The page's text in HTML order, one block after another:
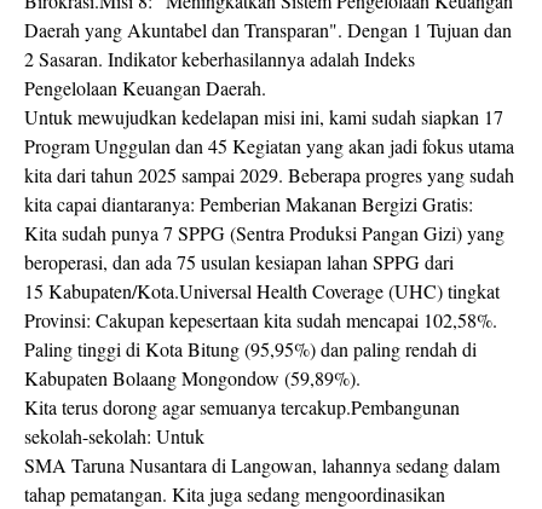
Daerah yang Akuntabel dan Transparan". Dengan 1 Tujuan dan
2 Sasaran. Indikator keberhasilannya adalah Indeks
Pengelolaan Keuangan Daerah.
Untuk mewujudkan kedelapan misi ini, kami sudah siapkan 17
Program Unggulan dan 45 Kegiatan yang akan jadi fokus utama
kita dari tahun 2025 sampai 2029. Beberapa progres yang sudah
kita capai diantaranya: Pemberian Makanan Bergizi Gratis:
Kita sudah punya 7 SPPG (Sentra Produksi Pangan Gizi) yang
beroperasi, dan ada 75 usulan kesiapan lahan SPPG dari
15 Kabupaten/Kota.Universal Health Coverage (UHC) tingkat
Provinsi: Cakupan kepesertaan kita sudah mencapai 102,58%.
Paling tinggi di Kota Bitung (95,95%) dan paling rendah di
Kabupaten Bolaang Mongondow (59,89%).
Kita terus dorong agar semuanya tercakup.Pembangunan
sekolah-sekolah: Untuk
SMA Taruna Nusantara di Langowan, lahannya sedang dalam
tahap pematangan. Kita juga sedang mengoordinasikan